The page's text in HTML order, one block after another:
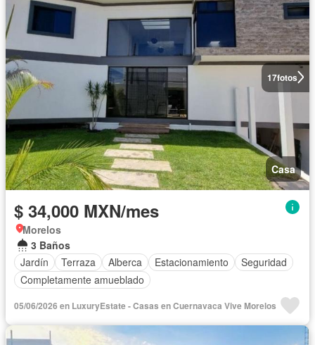
17fotos
Casa
$ 34,000 MXN/mes
Morelos
3 Baños
Jardín
Terraza Alberca Estacionamiento
Seguridad
Completamente amueblado
05/06/2026 en LuxuryEstate - Casas en Cuernavaca Vive Morelos